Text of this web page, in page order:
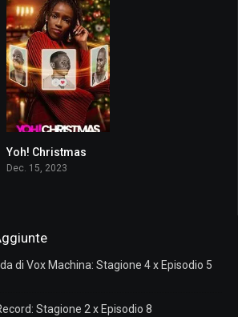
Yoh! Christmas
Dec. 15, 2023
di Vox Machina: Stagione 4 x Episodio 5
Stagione 2 x Episodio 8